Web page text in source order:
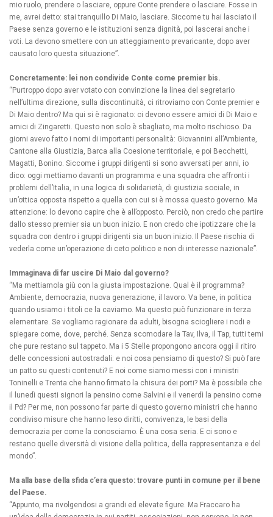
mio ruolo, prendere o lasciare, oppure Conte prendere o lasciare. Fosse in
me, avrei detto: stai tranquillo Di Maio, lasciare. Siccome tu hai lasciato il
Paese senza governo e le istituzioni senza dignità, poi lascerai anche i
voti. La devono smettere con un atteggiamento prevaricante, dopo aver
causato loro questa situazione”.
Concretamente: lei non condivide Conte come premier bis.
“Purtroppo dopo aver votato con convinzione la linea del segretario
nell’ultima direzione, sulla discontinuità, ci ritroviamo con Conte premier e
Di Maio dentro? Ma qui si è ragionato: ci devono essere amici di Di Maio e
amici di Zingaretti. Questo non solo è sbagliato, ma molto rischioso. Da
giorni avevo fatto i nomi di importanti personalità: Giovannini all’Ambiente,
Cantone alla Giustizia, Barca alla Coesione territoriale, e poi Becchetti,
Magatti, Bonino. Siccome i gruppi dirigenti si sono avversati per anni, io
dico: oggi mettiamo davanti un programma e una squadra che affronti i
problemi dell’Italia, in una logica di solidarietà, di giustizia sociale, in
un’ottica opposta rispetto a quella con cui si è mossa questo governo. Ma
attenzione: lo devono capire che è all’opposto. Perciò, non credo che partire
dallo stesso premier sia un buon inizio. E non credo che ipotizzare che la
squadra con dentro i gruppi dirigenti sia un buon inizio. Il Paese rischia di
vederla come un’operazione di ceto politico e non di interesse nazionale”.
Immaginava di far uscire Di Maio dal governo?
“Ma mettiamola giù con la giusta impostazione. Qual è il programma?
Ambiente, democrazia, nuova generazione, il lavoro. Va bene, in politica
quando usiamo i titoli ce la caviamo. Ma questo può funzionare in terza
elementare. Se vogliamo ragionare da adulti, bisogna sciogliere i nodi e
spiegare come, dove, perché. Senza scomodare la Tav, Ilva, il Tap, tutti temi
che pure restano sul tappeto. Ma i 5 Stelle propongono ancora oggi il ritiro
delle concessioni autostradali: e noi cosa pensiamo di questo? Si può fare
un patto su questi contenuti? E noi come siamo messi con i ministri
Toninelli e Trenta che hanno firmato la chisura dei porti? Ma è possibile che
il lunedì questi signori la pensino come Salvini e il venerdì la pensino come
il Pd? Per me, non possono far parte di questo governo ministri che hanno
condiviso misure che hanno leso diritti, convivenza, le basi della
democrazia per come la conosciamo. È una cosa seria. E ci sono e
restano quelle diversità di visione della politica, della rappresentanza e del
mondo”.
Ma alla base della sfida c’era questo: trovare punti in comune per il bene
del Paese.
“Appunto, ma rivolgendosi a grandi ed elevate figure. Ma Fraccaro ha